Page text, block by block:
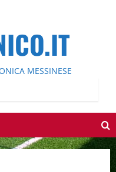
MESSINESE